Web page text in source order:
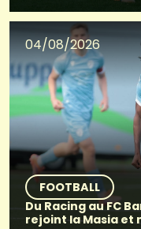
04/08/2026
FOOTBALL
Du Racing au FC
rejoint la Masia et